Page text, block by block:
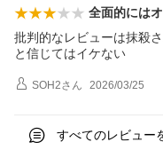
全面的には
批判的なレビューは抹殺
と信じてはイケない
SOH2さん 2026/03/25
すべてのレビュー